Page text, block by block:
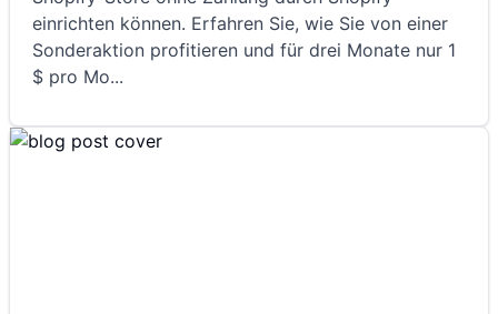
einrichten können. Erfahren Sie, wie Sie von einer
Sonderaktion profitieren und für drei Monate nur 1
$ pro Mo...